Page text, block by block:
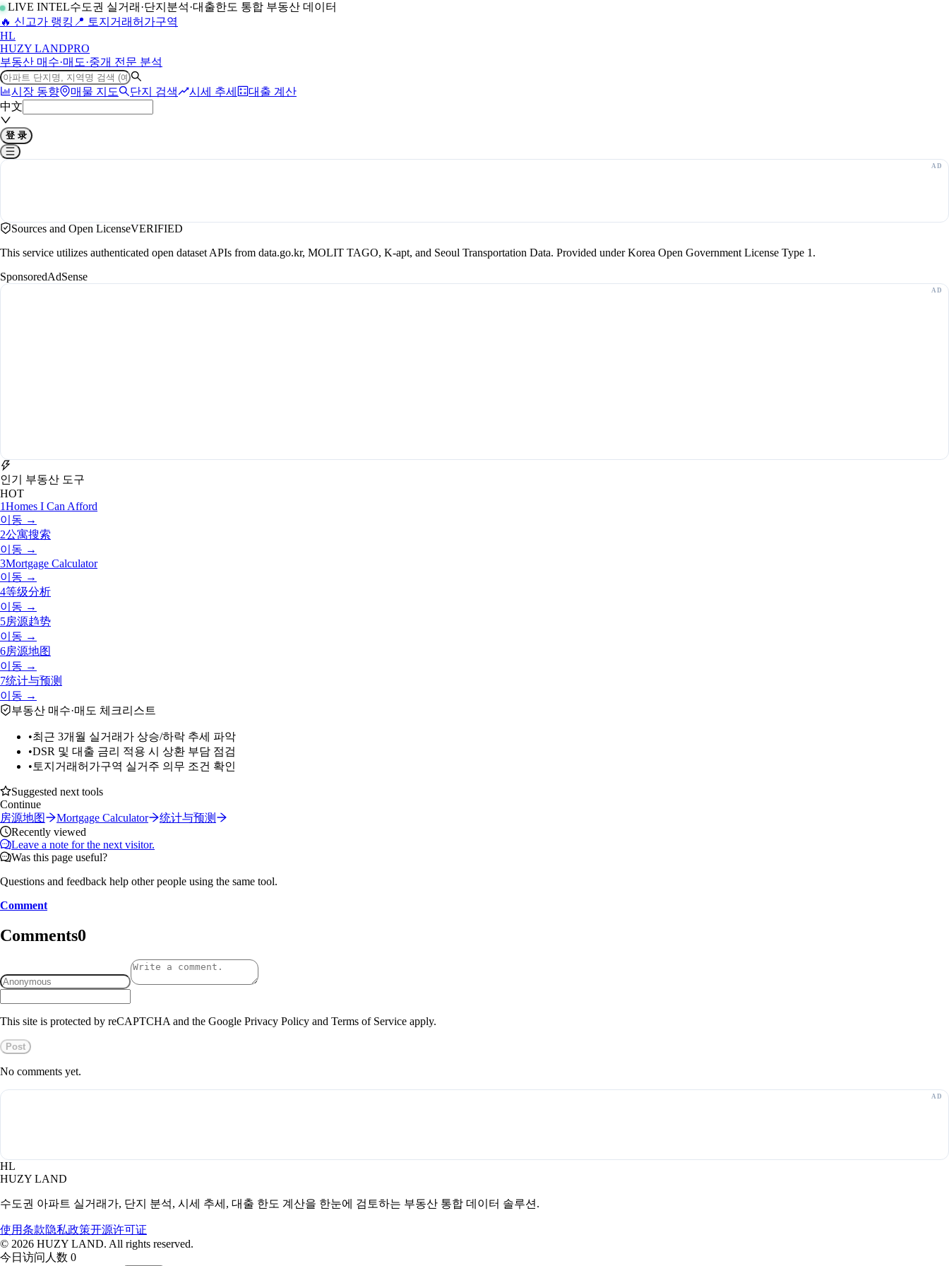
LIVE INTEL수도권 실거래·단지분석·대출한도 통합 부동산 데이터
🔥 신고가 랭킹 📍 토지거래허가구역
HL
HUZY LANDPRO
부동산 매수·매도·중개 전문 분석
시장 동향 매물 지도 단지 검색 시세 추세
대출 계산
中文
登 录
Sources and Open LicenseVERIFIED
This service utilizes authenticated open dataset APIs from data.go.kr, MOLIT TAGO, K-apt, and Seoul Transportation Data. Provided under Korea Open Government License Type 1.
SponsoredAdSense
인기 부동산 도구
HOT
1Homes I Can Afford
이동 →
2公寓搜索
이동 →
3Mortgage Calculator
이동 →
4等级分析
이동 →
5房源趋势
이동 →
6房源地图
이동 →
7统计与预测
이동 →
부동산 매수·매도 체크리스트
•최근 3개월 실거래가 상승/하락 추세 파악
•DSR 및 대출 금리 적용 시 상환 부담 점검
• 토지거래허가구역 실거주 의무 조건 확인
Suggested next tools
Continue
房源地图
Mortgage Calculator
统计与预测
Recently viewed
Leave a note for the next visitor.
Was this page useful?
Questions and feedback help other people using the same tool.
Comment
Comments0
This site is protected by reCAPTCHA and the Google Privacy Policy and Terms of Service apply.
Post
No comments yet.
HL
HUZY LAND
수도권 아파트 실거래가, 단지 분석, 시세 추세, 대출 한도 계산을 한눈에 검토하는 부동산 통합 데이터 솔루션.
使用条款隐私政策开源许可证
© 2026 HUZY LAND. All rights reserved.
今日访问人数 0